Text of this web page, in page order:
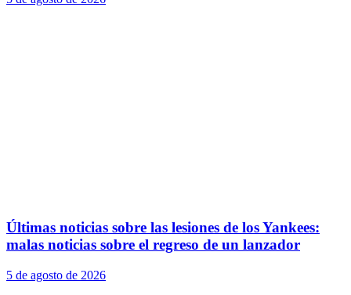
Últimas noticias sobre las lesiones de los Yankees:
malas noticias sobre el regreso de un lanzador
5 de agosto de 2026